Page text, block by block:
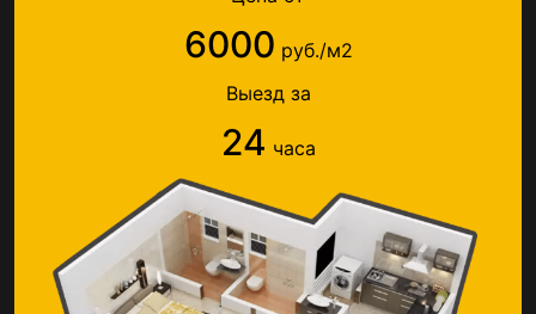
6000 руб./м2
Выезд за
24 часа